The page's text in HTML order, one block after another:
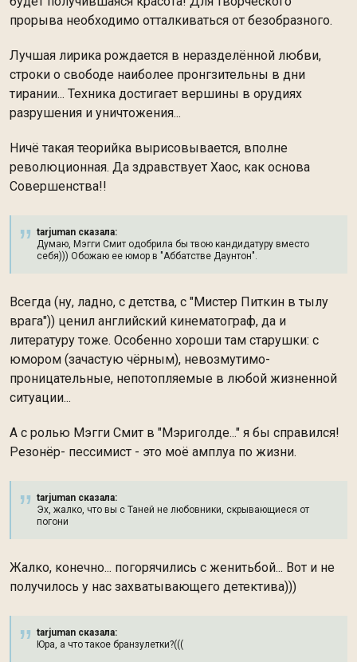
прорыва необходимо отталкиваться от безобразного.
Лучшая лирика рождается в неразделённой любви,
строки о свободе наиболее пронгзительны в дни
тирании... Техника достигает вершины в орудиях
разрушения и уничтожения...
Ничё такая теорийка вырисовывается, вполне
революционная. Да здравствует Хаос, как основа
Совершенства!!
tarjuman сказалa:
Думаю, Мэгги Смит одобрила бы твою кандидатуру вместо
себя))) Обожаю ее юмор в "Аббатстве Даунтон".
Всегда (ну, ладно, с детства, с "Мистер Питкин в тылу
врага")) ценил английский кинематограф, да и
литературу тоже. Особенно хороши там старушки: с
юмором (зачастую чёрным), невозмутимо-
проницательные, непотопляемые в любой жизненной
ситуации...
А с ролью Мэгги Смит в "Мэриголде..." я бы справился!
Резонёр- пессимист - это моё амплуа по жизни.
tarjuman сказалa:
Эх, жалко, что вы с Таней не любовники, скрывающиеся от
погони
Жалко, конечно... погорячились с женитьбой... Вот и не
получилось у нас захватывающего детектива)))
tarjuman сказалa:
Юра, а что такое бранзулетки?(((